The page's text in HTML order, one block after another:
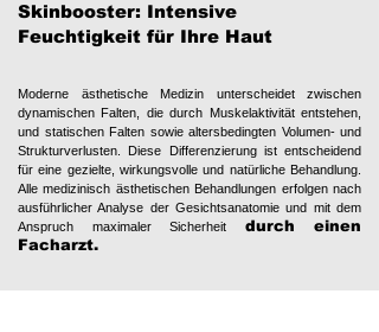
Skinbooster: Intensive
Feuchtigkeit für Ihre Haut
Moderne ästhetische Medizin unterscheidet zwischen
dynamischen Falten, die durch Muskelaktivität entstehen,
und statischen Falten sowie altersbedingten Volumen- und
Strukturverlusten. Diese Differenzierung ist entscheidend
für eine gezielte, wirkungsvolle und natürliche Behandlung.
Alle medizinisch ästhetischen Behandlungen erfolgen nach
ausführlicher Analyse der Gesichtsanatomie und mit dem
Anspruch maximaler Sicherheit durch einen
Facharzt.